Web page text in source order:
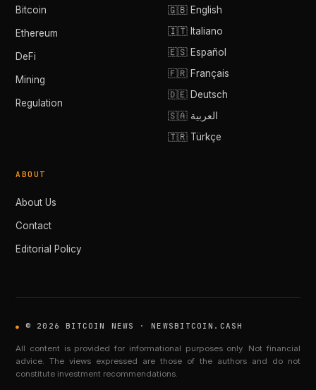
Bitcoin
Ethereum
DeFi
Mining
Regulation
🇬🇧 English
🇮🇹 Italiano
🇪🇸 Español
🇫🇷 Français
🇩🇪 Deutsch
🇸🇦 العربية
🇹🇷 Türkçe
ABOUT
About Us
Contact
Editorial Policy
© 2026 BITCOIN NEWS · NEWSBITCOIN.CASH
All content is provided for informational purposes only. Not financial
advice. The views expressed are those of the authors and do not
constitute investment recommendations.